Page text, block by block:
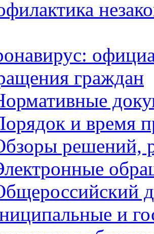
граждан
и время
решений,
и